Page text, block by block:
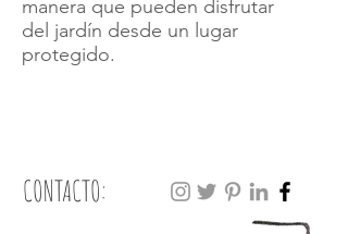
manera que pueden disfrutar
del jardín desde un lugar
protegido.
CONTACTO: